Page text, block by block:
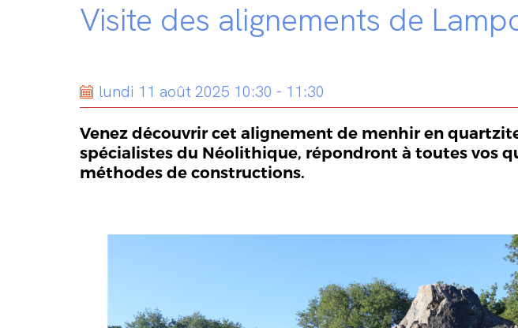
Visite des alignements de
lundi 11 août 2025 10:30 - 11:30
Venez découvrir cet alignement de menhir en
spécialistes du Néolithique, répondront à toutes vos
méthodes de constructions.